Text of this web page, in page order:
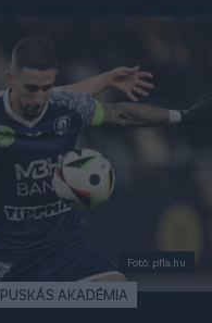
Fotó: pfla.hu
PUSKÁS AKADÉMIA